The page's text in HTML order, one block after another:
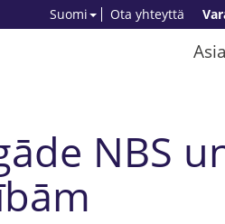
Ota yhteyttä
Suomi
NBS